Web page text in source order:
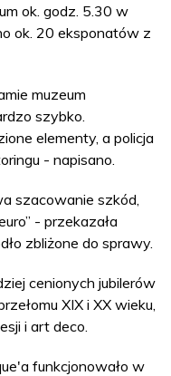
ok. godz. 5.30 w
ok. 20 eksponatów z
muzeum
szybko.
elementy, a policja
- napisano.
szacowanie szkód,
- przekazała
zbliżone do sprawy.
cenionych jubilerów
XIX i XX wieku,
i art deco.
funkcjonowało w